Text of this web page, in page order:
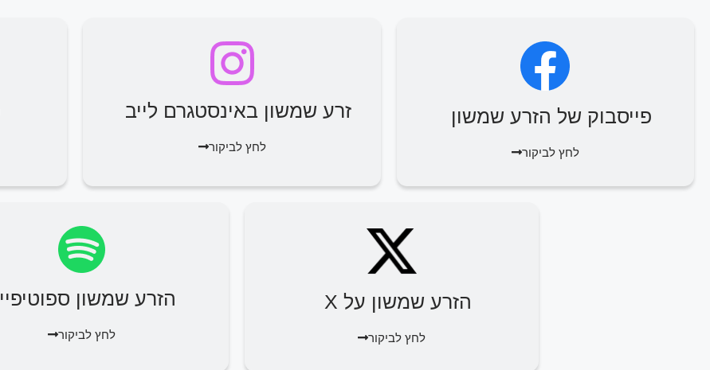
פייסבוק של הזרע שמשון
לחץ לביקור
זרע שמשון באינסטגרם לייב
לחץ לביקור
הזרע שמשון על X
לחץ לביקור
הזרע שמשון ספוטיפיי
לחץ לביקור